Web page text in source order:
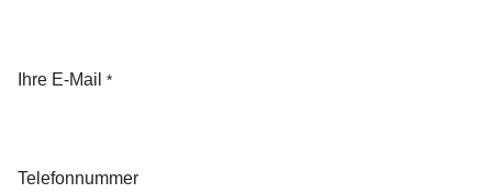
Ihre E-Mail *
Telefonnummer